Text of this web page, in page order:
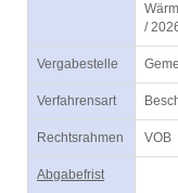
/
Vergabestelle
Verfahrensart
Rechtsrahmen VOB
Abgabefrist